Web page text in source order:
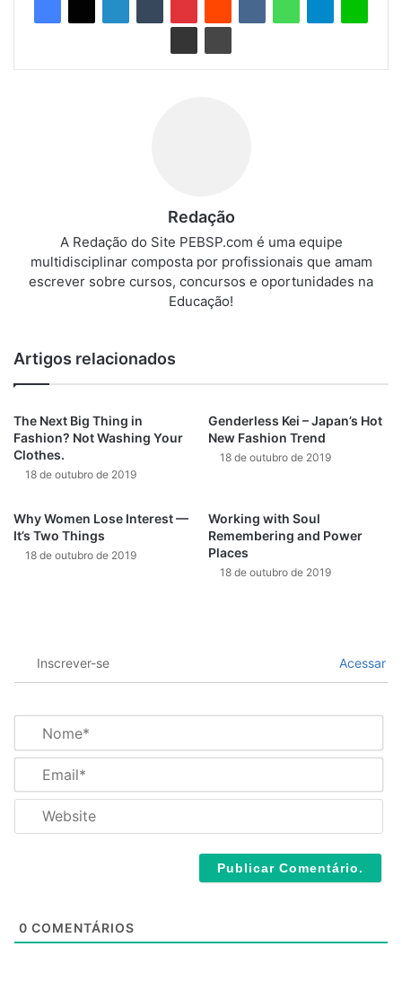
Redação
A Redação do Site PEBSP.com é uma equipe
multidisciplinar composta por profissionais que amam
escrever sobre cursos, concursos e oportunidades na
Educação!
Artigos relacionados
The Next Big Thing in
Fashion? Not Washing Your
Clothes.
18 de outubro de 2019
Genderless Kei – Japan’s Hot
New Fashion Trend
18 de outubro de 2019
Why Women Lose Interest —
It’s Two Things
18 de outubro de 2019
Working with Soul
Remembering and Power
Places
18 de outubro de 2019
Inscrever-se Acessar
m
*a
l
0 COMENTÁRIOS